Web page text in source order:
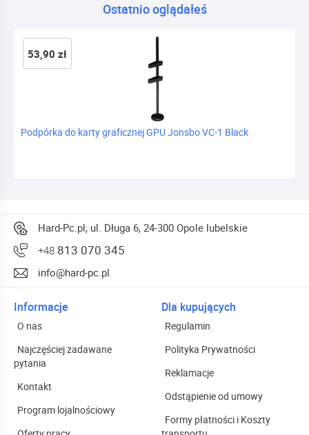
Ostatnio oglądałeś
Podpórka do karty graficznej GPU Jonsbo VC-1 Black
53,90 zł
Hard-Pc.pl, ul. Długa 6, 24-300 Opole lubelskie
+48 813 070 345
info@hard-pc.pl
Informacje
O nas
Najczęściej zadawane
pytania
Kontakt
Program lojalnościowy
Dla kupujących
Regulamin
Polityka Prywatności
Reklamacje
Odstąpienie od umowy
Formy płatności i Koszty